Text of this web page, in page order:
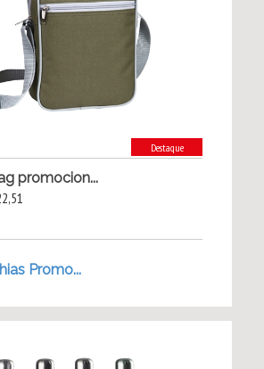
Destaque
promocion...
Promo...